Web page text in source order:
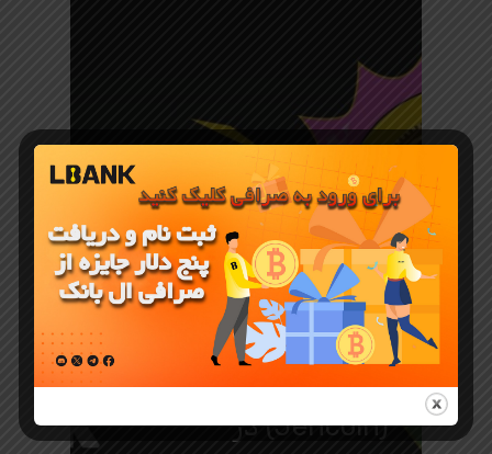
جوایز و رویدادهای LBank
استیکینگ ارز
JEN
(Jencoin) در